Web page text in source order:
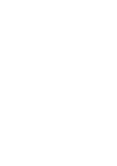
for å se våre jobbmuligheter.​